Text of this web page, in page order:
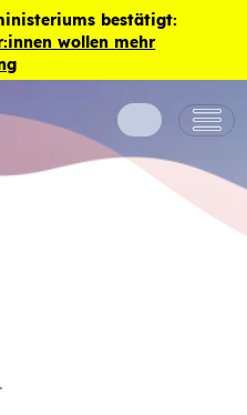
bestätigt:
wollen mehr